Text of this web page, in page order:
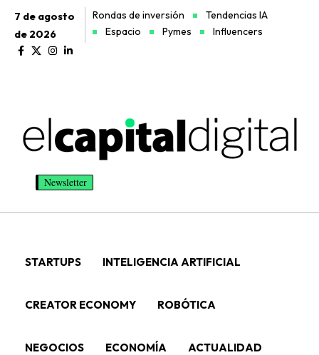
7 de agosto
de 2026
Rondas de inversión
Tendencias IA
Espacio
Pymes Influencers
Newsletter
STARTUPS INTELIGENCIA ARTIFICIAL
CREATOR ECONOMY ROBÓTICA
NEGOCIOS ECONOMÍA ACTUALIDAD